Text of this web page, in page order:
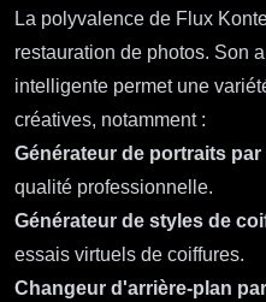
La polyvalence de Flux
restauration de photos. Son
intelligente permet une
créatives, notamment :
Générateur de portraits par
qualité professionnelle.
Générateur de styles de
essais virtuels de coiffures.
Changeur d'arrière-plan